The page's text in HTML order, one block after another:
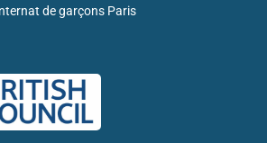
de garçons Paris